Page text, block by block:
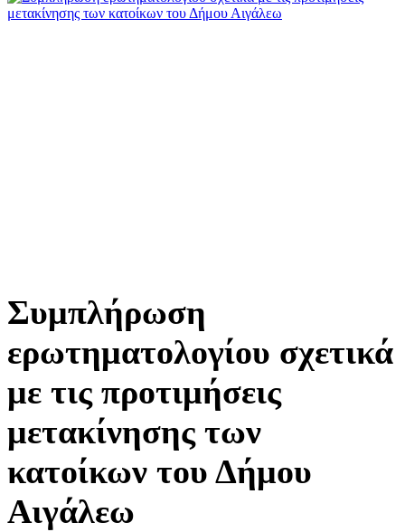
Συμπλήρωση
ερωτηματολογίου σχετικά
με τις προτιμήσεις
μετακίνησης των
κατοίκων του Δήμου
Αιγάλεω